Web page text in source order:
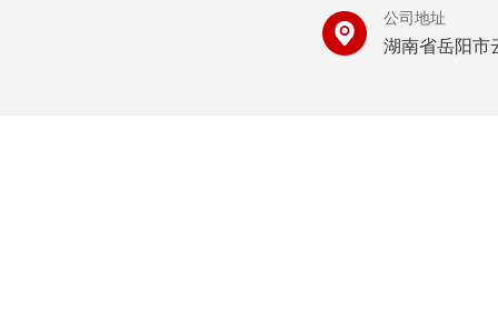
公司地址
湖南省岳阳市